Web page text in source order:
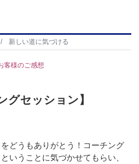
新しい道に気づける
客様のご感想
グセッション】
どうもありがとう！コーチング
いうことに気づかせてもらい、